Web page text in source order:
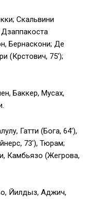
Скальвини
Бернаскони; Де
(Крстович, 75′);
Баккер, Мусах,
Гатти (Бога, 64′),
73′), Тюрам;
Камбьязо (Жегрова,
Йилдыз, Аджич,